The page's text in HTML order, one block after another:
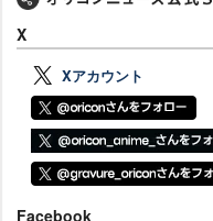
X
Xアカウント
Facebook